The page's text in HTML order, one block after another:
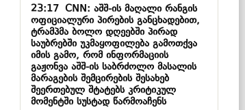
23:17CNN: აშშ-ის მაღალი რანგის
ოფიციალური პირების განცხადებით,
ტრამპმა ბოლო დღეებში პირად
საუბრებში უკმაყოფილება გამოთქვა
იმის გამო, რომ ინფორმაციის
გაჟონვა აშშ-ის საბრძოლო მასალის
მარაგების შემცირების შესახებ
შეერთებულ შტატებს კრიტიკულ
მომენტში სუსტად წარმოაჩენს